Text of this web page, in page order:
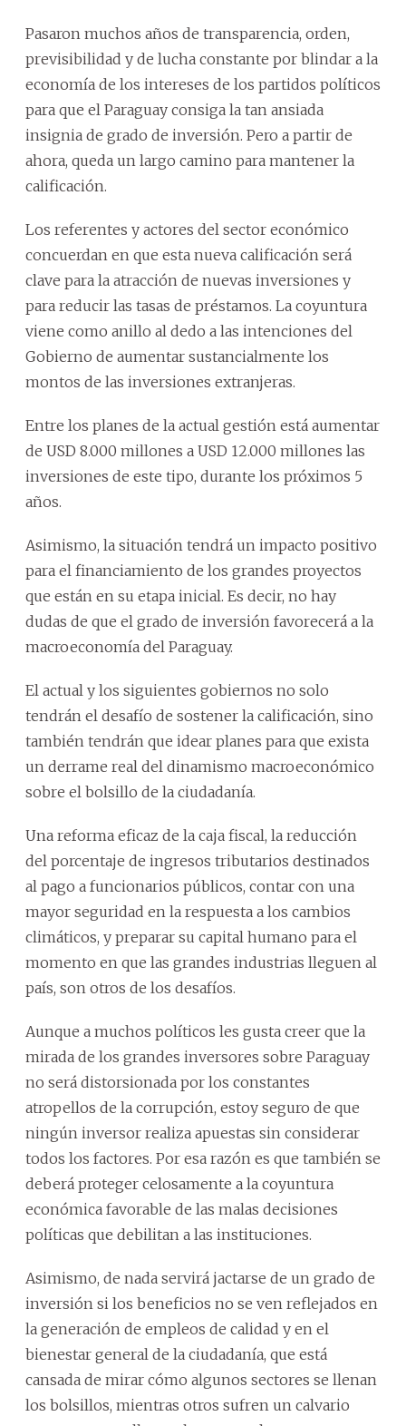
Pasaron muchos años de transparencia, orden,
previsibilidad y de lucha constante por blindar a la
economía de los intereses de los partidos políticos
para que el Paraguay consiga la tan ansiada
insignia de grado de inversión. Pero a partir de
ahora, queda un largo camino para mantener la
calificación.
Los referentes y actores del sector económico
concuerdan en que esta nueva calificación será
clave para la atracción de nuevas inversiones y
para reducir las tasas de préstamos. La coyuntura
viene como anillo al dedo a las intenciones del
Gobierno de aumentar sustancialmente los
montos de las inversiones extranjeras.
Entre los planes de la actual gestión está aumentar
de USD 8.000 millones a USD 12.000 millones las
inversiones de este tipo, durante los próximos 5
años.
Asimismo, la situación tendrá un impacto positivo
para el financiamiento de los grandes proyectos
que están en su etapa inicial. Es decir, no hay
dudas de que el grado de inversión favorecerá a la
macroeconomía del Paraguay.
El actual y los siguientes gobiernos no solo
tendrán el desafío de sostener la calificación, sino
también tendrán que idear planes para que exista
un derrame real del dinamismo macroeconómico
sobre el bolsillo de la ciudadanía.
Una reforma eficaz de la caja fiscal, la reducción
del porcentaje de ingresos tributarios destinados
al pago a funcionarios públicos, contar con una
mayor seguridad en la respuesta a los cambios
climáticos, y preparar su capital humano para el
momento en que las grandes industrias lleguen al
país, son otros de los desafíos.
Aunque a muchos políticos les gusta creer que la
mirada de los grandes inversores sobre Paraguay
no será distorsionada por los constantes
atropellos de la corrupción, estoy seguro de que
ningún inversor realiza apuestas sin considerar
todos los factores. Por esa razón es que también se
deberá proteger celosamente a la coyuntura
económica favorable de las malas decisiones
políticas que debilitan a las instituciones.
Asimismo, de nada servirá jactarse de un grado de
inversión si los beneficios no se ven reflejados en
la generación de empleos de calidad y en el
bienestar general de la ciudadanía, que está
cansada de mirar cómo algunos sectores se llenan
los bolsillos, mientras otros sufren un calvario